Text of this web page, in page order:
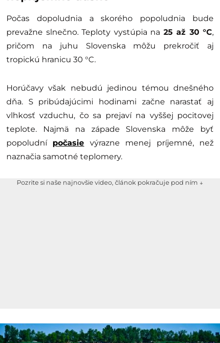
Počas dopoludnia a skorého popoludnia bude
prevažne slnečno. Teploty vystúpia na 25 až 30 °C,
pričom na juhu Slovenska môžu prekročiť aj
tropickú hranicu 30 °C.
Horúčavy však nebudú jedinou témou dnešného
dňa. S pribúdajúcimi hodinami začne narastať aj
vlhkosť vzduchu, čo sa prejaví na vyššej pocitovej
teplote. Najmä na západe Slovenska môže byť
popoludní počasie výrazne menej príjemné, než
naznačia samotné teplomery.
Pozrite si naše najnovšie video, článok pokračuje pod ním ↓